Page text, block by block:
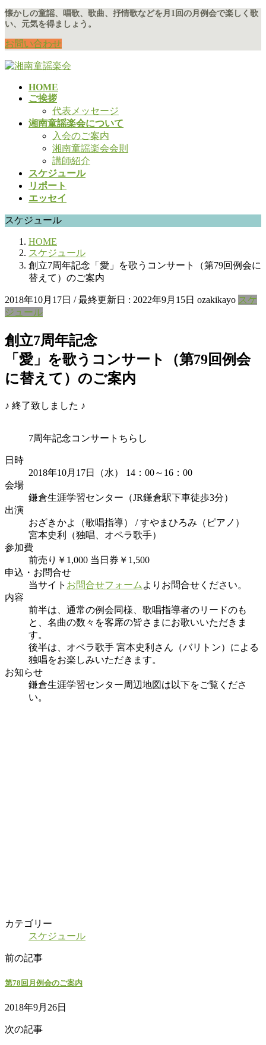
コ
ン
テ
ン
ツ
ナ
ビ
ゲ
ー
シ
懐かしの童謡、唱歌、歌曲、抒情歌などを月1回の月例会で楽しく歌
い、元気を得ましょう。
お問い合わせ
HOME
ご挨拶
代表メッセージ
湘南童謡楽会について
入会のご案内
湘南童謡楽会会則
講師紹介
スケジュール
リポート
エッセイ
スケジュール
HOME
スケジュール
創立7周年記念「愛」を歌うコンサート（第79回例会に
替えて）のご案内
2018年10月17日 / 最終更新日 : 2022年9月15日 ozakikayo スケ
ジュール
創立7周年記念
「愛」を歌うコンサート（第79回例会
に替えて）のご案内
♪ 終了致しました ♪
7周年記念コンサートちらし
日時
2018年10月17日（水） 14：00～16：00
会場
鎌倉生涯学習センター（JR鎌倉駅下車徒歩3分）
出演
おざきかよ（歌唱指導） / すやまひろみ（ピアノ）
宮本史利（独唱、オペラ歌手）
参加費
前売り￥1,000 当日券￥1,500
申込・お問合せ
当サイト お問合せフォーム よりお問合せください。
内容
前半は、通常の例会同様、歌唱指導者のリードのも
と、名曲の数々を客席の皆さまにお歌いいただきま
す。
後半は、オペラ歌手 宮本史利さん（バリトン）による
独唱をお楽しみいただきます。
お知らせ
鎌倉生涯学習センター周辺地図は以下をご覧くださ
い。
カテゴリー
スケジュール
前の記事
第78回月例会のご案内
2018年9月26日
次の記事